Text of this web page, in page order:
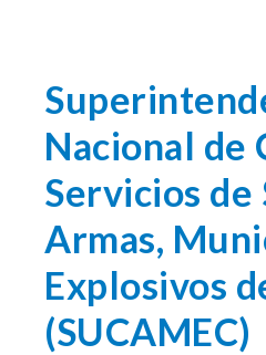
Nacional de
Servicios de
Armas,
Explosivos
(SUCAMEC)